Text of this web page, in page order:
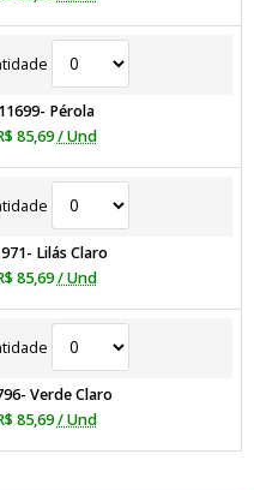
11699- Pérola
85,69 / Und
Lilás Claro
85,69 / Und
Verde Claro
85,69 / Und